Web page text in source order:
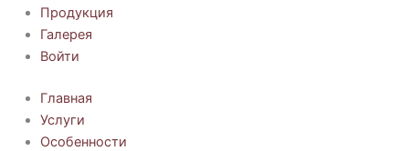
Продукция
Галерея
Войти
Главная
Услуги
Особенности